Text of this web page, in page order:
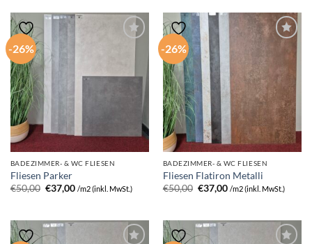
-26%
BADEZIMMER- & WC FLIESEN
Fliesen Parker
€50,00 Ursprünglicher
Preis
€37,00Aktueller
Preis
/m2 (inkl. MwSt.)
-26%
BADEZIMMER- & WC FLIESEN
Fliesen Flatiron Metalli
€50,00 Ursprünglicher
Preis
€37,00Aktueller
Preis
/m2 (inkl. MwSt.)